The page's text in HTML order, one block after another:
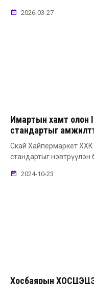
2026-03-27
Имартын хамт олон
стандартыг
Скай Хайпермаркет ХХК
стандартыг нэвтрүүлэн
2024-10-23
Хосбаярын